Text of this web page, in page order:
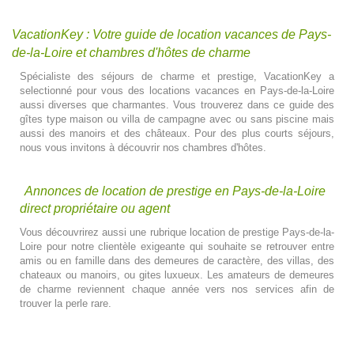
VacationKey : Votre guide de location vacances de Pays-
de-la-Loire et chambres d'hôtes de charme
Spécialiste des séjours de charme et prestige, VacationKey a
selectionné pour vous des locations vacances en Pays-de-la-Loire
aussi diverses que charmantes. Vous trouverez dans ce guide des
gîtes type maison ou villa de campagne avec ou sans piscine mais
aussi des manoirs et des châteaux. Pour des plus courts séjours,
nous vous invitons à découvrir nos chambres d'hôtes.
Annonces de location de prestige en Pays-de-la-Loire
direct propriétaire ou agent
Vous découvrirez aussi une rubrique location de prestige Pays-de-la-
Loire pour notre clientèle exigeante qui souhaite se retrouver entre
amis ou en famille dans des demeures de caractère, des villas, des
chateaux ou manoirs, ou gites luxueux. Les amateurs de demeures
de charme reviennent chaque année vers nos services afin de
trouver la perle rare.